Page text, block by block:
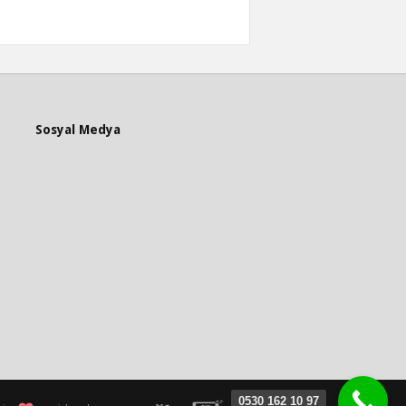
Sosyal Medya
0530 162 10 97